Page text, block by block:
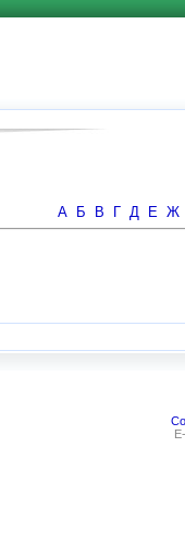
А Б В Г Д Е Ж